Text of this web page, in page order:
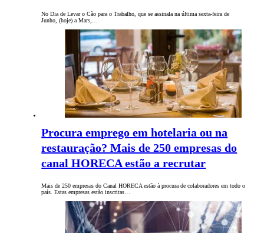
No Dia de Levar o Cão para o Trabalho, que se assinala na última sexta-feira de
Junho, (hoje) a Mars,…
Procura emprego em hotelaria ou na
restauração? Mais de 250 empresas do
canal HORECA estão a recrutar
Mais de 250 empresas do Canal HORECA estão à procura de colaboradores em todo o
país. Estas empresas estão inscritas…